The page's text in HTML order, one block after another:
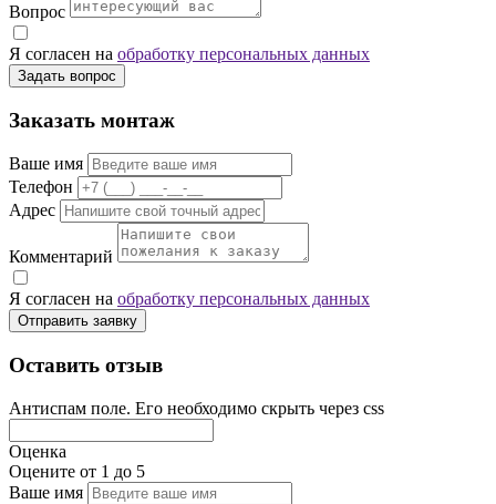
Вопрос
Я согласен на обработку персональных данных
Задать вопрос
Заказать монтаж
Ваше имя
Телефон
Адрес
Комментарий
Я согласен на обработку персональных данных
Отправить заявку
Оставить отзыв
Антиспам поле. Его необходимо скрыть через css
Оценка
Оцените от 1 до 5
Ваше имя